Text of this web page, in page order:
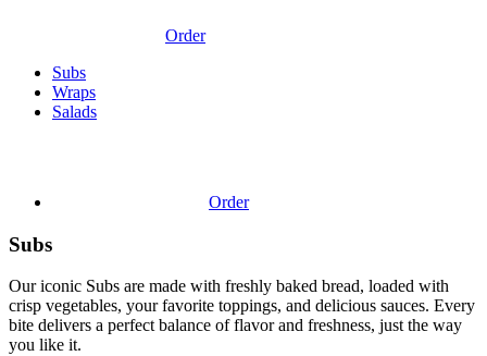
Order
Subs
Wraps
Salads
Order
Subs​​​​‌ ‍ ​‍​‍‌‍ ‌ ​‍‌‍‍‌‌‍‌ ‌‍‍‌‌‍ ‍​‍​‍​ ‍‍​‍​‍‌ ​ ‌‍​‌‌‍ ‍‌‍‍‌‌ ‌​‌ ‍‌​‍ ‍‌‍‍‌‌‍ ​‍​‍​‍ ​​‍​‍‌‍‍​‌ ​‍‌‍‌‌‌‍‌‍​‍​‍​ ‍‍​‍​‍‌‍‍​‌ ‌​‌ ‌​‌ ​​‌ ​ ​ ‍‍​‍ ​‍ ‌‍ ‍‌‍ ‌ ​‍‌‍‌​‌‍‍‌‌‍​ ​‍ ‌‌‍​‍‌‍‍‌‌ ‌​‌‍‌‌‌ ​ ​‍ ‌‌‍‌ ‌ ​‍‌‍ ‌ ‌‌‌ ​​​‍ ‌‌ ​ ‌ ‌​‌ ‌‌‌‍‌​‌‍‍‌‌‍ ​‍ ‍‌ ‌‍‌‍‌‌‌ ​‍‌‍​ ‌‍‌‌‌‍ ​​‍ ‍‌‍​‌‌ ​​‌ ​​​‍ ‌‍‍‌‌‍ ‍‌ ‌​‌‍‌‌‌‍ ‍‌ ‌​​‍ ‌‍‌‌‌‍‌​‌‍‍‌‌ ‌​​‍ ‌‍ ‌‌‍ ‌‍‌​‌‍‌‌​ ‌‌ ​​‌ ​‍‌‍‌‌‌ ​ ‌‍‌‌‌‍ ‍‌ ‌​‌‍​‌‌ ‌​‌‍‍‌‌‍ ‌‍ ‍​ ‍ ‌‍‍‌‌‍‌​​ ‌‌‍‌​​ ‌‍‌‍‌‍‌‍‌​​ ‍‌​ ​ ​ ​‍‌‍‌‍​‍ ‌​ ‌​​ ‍‌​ ‍‌​ ​‌​‍ ‌​ ‌​​ ​ ‌‍‌‍‌‍‌‌​‍ ‌​ ‍​‌‍​ ​ ​‍‌‍‌‍​‍ ‌​ ​ ​ ‌​‌‍​‍‌‍​‍​ ‍‌‌‍​ ‌‍‌‍​ ​ ‌‍​ ​ ​​​ ‍‌​ ‌‍​ ‍ ‌ ‌​‌ ‍‌‌ ​​‌‍‌‌​ ‌‌‍​ ‌‍​‌‌ ‌​‌‍‌‌‌‍‌ ‌‍ ‌ ​‍‌ ‍‌​ ‍ ‌ ​​‌‍​‌‌ ‌​‌‍‍​​ ‌‌‍ ‍‌‍​‌‌‍ ‌‌‍‌‌​‍‌‌​ ‌‌‌​​‍‌‌ ‌‍‍ ‌‍‌‌‌ ‍‌​‍‌‌​ ​ ‌​‌​​‍‌‌​ ​ ‌​‌​​‍‌‌​ ​‍​ ​‍‌‍‌‌‌‍ ‍​‍‌‌​ ​‍​ ​‍​‍‌‌​ ‌‌‌​‌​​‍ ‍‌ ‌‍‌‍​‌‌‍ ​‌ ‌‌‌‍‌‌​ ‌‍​‍‌‍​‌‌ ​ ‌‍‌‌‌‌‌‌‌ ​‍‌‍ ​​ ‌‌‍‍​‌ ‌​‌ ‌​‌ ​​‌ ​ ​‍‌‌​ ​ ‌​​‌​‍‌‌​ ​‍‌​‌‍​‍‌‌​ ​‍‌​‌‍‌‍ ‍‌‍ ‌ ​‍‌‍‌​‌‍‍‌‌‍​ ​‍ ‌‌‍​‍‌‍‍‌‌ ‌​‌‍‌‌‌ ​ ​‍ ‌‌‍‌ ‌ ​‍‌‍ ‌ ‌‌‌ ​​​‍ ‌‌ ​ ‌ ‌​‌ ‌‌‌‍‌​‌‍‍‌‌‍ ​‍ ‍‌ ‌‍‌‍‌‌‌ ​‍‌‍​ ‌‍‌‌‌‍ ​​‍ ‍‌‍​‌‌ ​​‌ ​​​‍‌‍‌‍‍‌‌‍‌​​ ‌‌‍‌​​ ‌‍‌‍‌‍‌‍‌​​ ‍‌​ ​ ​ ​‍‌‍‌‍​‍ ‌​ ‌​​ ‍‌​ ‍‌​ ​‌​‍ ‌​ ‌​​ ​ ‌‍‌‍‌‍‌‌​‍ ‌​ ‍​‌‍​ ​ ​‍‌‍‌‍​‍ ‌​ ​ ​ ‌​‌‍​‍‌‍​‍​ ‍‌‌‍​ ‌‍‌‍​ ​ ‌‍​ ​ ​​​ ‍‌​ ‌‍​‍‌‍‌ ‌​‌ ‍‌‌ ​​‌‍‌‌​ ‌‌‍​ ‌‍​‌‌ ‌​‌‍‌‌‌‍‌ ‌‍ ‌ ​‍‌ ‍‌​‍‌‍‌ ​​‌‍​‌‌ ‌​‌‍‍​​ ‌‌‍ ‍‌‍​‌‌‍ ‌‌‍‌‌​‍‌‌​ ‌‌‌​​‍‌‌ ‌‍‍ ‌‍‌‌‌ ‍‌​‍‌‌​ ​ ‌​‌​​‍‌‌​ ​ ‌​‌​​‍‌‌​ ​‍​ ​‍‌‍‌‌‌‍ ‍​‍‌‌​ ​‍​ ​‍​‍‌‌​ ‌‌‌​‌​​‍ ‍‌ ‌‍‌‍​‌‌‍ ​‌ ‌‌‌‍‌‌​‍‌‍‌ ​​‌‍‌‌‌ ​‍‌ ​ ‌ ​​‌‍‌‌‌‍​ ‌ ‌​‌‍‍‌‌ ‌‍‌‍‌‌​ ‌‌ ​​‌ ‌‌‌‍​‍‌‍ ​‌‍‍‌‌ ​ ‌‍‍​‌‍‌‌‌‍‌​​‍​‍‌ ‌
Our iconic Subs are made with freshly baked bread, loaded with
crisp vegetables, your favorite toppings, and delicious sauces. Every
bite delivers a perfect balance of flavor and freshness, just the way
you like it.​​​​‌ ‍ ​‍​‍‌‍ ‌ ​‍‌‍‍‌‌‍‌ ‌‍‍‌‌‍ ‍​‍​‍​ ‍‍​‍​‍‌ ​ ‌‍​‌‌‍ ‍‌‍‍‌‌ ‌​‌ ‍‌​‍ ‍‌‍‍‌‌‍ ​‍​‍​‍ ​​‍​‍‌‍‍​‌ ​‍‌‍‌‌‌‍‌‍​‍​‍​ ‍‍​‍​‍‌‍‍​‌ ‌​‌ ‌​‌ ​​‌ ​ ​ ‍‍​‍ ​‍ ‌‍ ‍‌‍ ‌ ​‍‌‍‌​‌‍‍‌‌‍​ ​‍ ‌‌‍​‍‌‍‍‌‌ ‌​‌‍‌‌‌ ​ ​‍ ‌‌‍‌ ‌ ​‍‌‍ ‌ ‌‌‌ ​​​‍ ‌‌ ​ ‌ ‌​‌ ‌‌‌‍‌​‌‍‍‌‌‍ ​‍ ‍‌ ‌‍‌‍‌‌‌ ​‍‌‍​ ‌‍‌‌‌‍ ​​‍ ‍‌‍​‌‌ ​​‌ ​​​‍ ‌‍‍‌‌‍ ‍‌ ‌​‌‍‌‌‌‍ ‍‌ ‌​​‍ ‌‍‌‌‌‍‌​‌‍‍‌‌ ‌​​‍ ‌‍ ‌‌‍ ‌‍‌​‌‍‌‌​ ‌‌ ​​‌ ​‍‌‍‌‌‌ ​ ‌‍‌‌‌‍ ‍‌ ‌​‌‍​‌‌ ‌​‌‍‍‌‌‍ ‌‍ ‍​ ‍ ‌‍‍‌‌‍‌​​ ‌‌‍‌​​ ‌‍‌‍‌‍‌‍‌​​ ‍‌​ ​ ​ ​‍‌‍‌‍​‍ ‌​ ‌​​ ‍‌​ ‍‌​ ​‌​‍ ‌​ ‌​​ ​ ‌‍‌‍‌‍‌‌​‍ ‌​ ‍​‌‍​ ​ ​‍‌‍‌‍​‍ ‌​ ​ ​ ‌​‌‍​‍‌‍​‍​ ‍‌‌‍​ ‌‍‌‍​ ​ ‌‍​ ​ ​​​ ‍‌​ ‌‍​ ‍ ‌ ‌​‌ ‍‌‌ ​​‌‍‌‌​ ‌‌‍​ ‌‍​‌‌ ‌​‌‍‌‌‌‍‌ ‌‍ ‌ ​‍‌ ‍‌​ ‍ ‌ ​​‌‍​‌‌ ‌​‌‍‍​​ ‌‌‍‌​‌‍‌‌‌ ​ ‌‍​ ‌ ​‍‌‍‍‌‌ ​​‌ ‌​‌‍‍‌‌‍ ‌‍ ‍​‍‌‌​ ‌‌‌​​‍‌‌ ‌‍‍ ‌‍‌‌‌ ‍‌​‍‌‌​ ​ ‌​‌​​‍‌‌​ ​ ‌​‌​​‍‌‌​ ​‍​ ​‍‌‍‌‌‌‍ ‍​‍‌‌​ ​‍​ ​‍​‍‌‌​ ‌‌‌​‌​​‍ ‍‌ ‌‍‌‍​‌‌‍ ​‌ ‌‌‌‍‌‌​‍ ‍‌ ‌‍‌‍​‌‌‍ ​‌ ‌‌‌‍‌‌​‍‌‌​ ‌‌‌​​‍‌‌ ‌‍‍ ‌‍‌‌‌ ‍‌​‍‌‌​ ​ ‌​‌​​‍‌‌​ ​ ‌​‌​​‍‌‌​ ​‍​ ​‍​ ‍‌​ ‌​​ ‍‌​ ​‌‌‍​‌‌‍​‌‌‍​‌​ ‌ ​ ‍​​ ‍​​ ‌​‌‍‌‌​‍‌‌​ ​‍​ ​‍​‍‌‌​ ‌‌‌​‌​​‍ ‍‌‍​ ‌‍‍​‌‍‍‌‌‍ ​‌‍‌​‌ ​‍‌‍‌‌‌‍ ‍​‍‌‌​ ‌‌‌​​‍‌‌ ‌‍‍ ‌‍‌‌‌ ‍‌​‍‌‌​ ​ ‌​‌​​‍‌‌​ ​ ‌​‌​​‍‌‌​ ​‍​ ​‍​ ‍​‌‍‌‌‌‍‌‌​ ‌​​ ‌ ​ ​‌​ ​​‌‍‌‌‌‍‌​​ ‌ ​ ‍​​ ​​​‍‌‌​ ​‍​ ​‍​‍‌‌​ ‌‌‌​‌​​‍ ‍‌ ‌​‌‍‌‌‌ ‍​‌ ‌​​ ‌‍​‍‌‍​‌‌ ​ ‌‍‌‌‌‌‌‌‌ ​‍‌‍ ​​ ‌‌‍‍​‌ ‌​‌ ‌​‌ ​​‌ ​ ​‍‌‌​ ​ ‌​​‌​‍‌‌​ ​‍‌​‌‍​‍‌‌​ ​‍‌​‌‍‌‍ ‍‌‍ ‌ ​‍‌‍‌​‌‍‍‌‌‍​ ​‍ ‌‌‍​‍‌‍‍‌‌ ‌​‌‍‌‌‌ ​ ​‍ ‌‌‍‌ ‌ ​‍‌‍ ‌ ‌‌‌ ​​​‍ ‌‌ ​ ‌ ‌​‌ ‌‌‌‍‌​‌‍‍‌‌‍ ​‍ ‍‌ ‌‍‌‍‌‌‌ ​‍‌‍​ ‌‍‌‌‌‍ ​​‍ ‍‌‍​‌‌ ​​‌ ​​​‍‌‍‌‍‍‌‌‍‌​​ ‌‌‍‌​​ ‌‍‌‍‌‍‌‍‌​​ ‍‌​ ​ ​ ​‍‌‍‌‍​‍ ‌​ ‌​​ ‍‌​ ‍‌​ ​‌​‍ ‌​ ‌​​ ​ ‌‍‌‍‌‍‌‌​‍ ‌​ ‍​‌‍​ ​ ​‍‌‍‌‍​‍ ‌​ ​ ​ ‌​‌‍​‍‌‍​‍​ ‍‌‌‍​ ‌‍‌‍​ ​ ‌‍​ ​ ​​​ ‍‌​ ‌‍​‍‌‍‌ ‌​‌ ‍‌‌ ​​‌‍‌‌​ ‌‌‍​ ‌‍​‌‌ ‌​‌‍‌‌‌‍‌ ‌‍ ‌ ​‍‌ ‍‌​‍‌‍‌ ​​‌‍​‌‌ ‌​‌‍‍​​ ‌‌‍‌​‌‍‌‌‌ ​ ‌‍​ ‌ ​‍‌‍‍‌‌ ​​‌ ‌​‌‍‍‌‌‍ ‌‍ ‍​‍‌‌​ ‌‌‌​​‍‌‌ ‌‍‍ ‌‍‌‌‌ ‍‌​‍‌‌​ ​ ‌​‌​​‍‌‌​ ​ ‌​‌​​‍‌‌​ ​‍​ ​‍‌‍‌‌‌‍ ‍​‍‌‌​ ​‍​ ​‍​‍‌‌​ ‌‌‌​‌​​‍ ‍‌ ‌‍‌‍​‌‌‍ ​‌ ‌‌‌‍‌‌​‍ ‍‌ ‌‍‌‍​‌‌‍ ​‌ ‌‌‌‍‌‌​‍‌‌​ ‌‌‌​​‍‌‌ ‌‍‍ ‌‍‌‌‌ ‍‌​‍‌‌​ ​ ‌​‌​​‍‌‌​ ​ ‌​‌​​‍‌‌​ ​‍​ ​‍​ ‍‌​ ‌​​ ‍‌​ ​‌‌‍​‌‌‍​‌‌‍​‌​ ‌ ​ ‍​​ ‍​​ ‌​‌‍‌‌​‍‌‌​ ​‍​ ​‍​‍‌‌​ ‌‌‌​‌​​‍ ‍‌‍​ ‌‍‍​‌‍‍‌‌‍ ​‌‍‌​‌ ​‍‌‍‌‌‌‍ ‍​‍‌‌​ ‌‌‌​​‍‌‌ ‌‍‍ ‌‍‌‌‌ ‍‌​‍‌‌​ ​ ‌​‌​​‍‌‌​ ​ ‌​‌​​‍‌‌​ ​‍​ ​‍​ ‍​‌‍‌‌‌‍‌‌​ ‌​​ ‌ ​ ​‌​ ​​‌‍‌‌‌‍‌​​ ‌ ​ ‍​​ ​​​‍‌‌​ ​‍​ ​‍​‍‌‌​ ‌‌‌​‌​​‍ ‍‌ ‌​‌‍‌‌‌ ‍​‌ ‌​​‍‌‍‌ ​​‌‍‌‌‌ ​‍‌ ​ ‌ ​​‌‍‌‌‌‍​ ‌ ‌​‌‍‍‌‌ ‌‍‌‍‌‌​ ‌‌ ​​‌ ‌‌‌‍​‍‌‍ ​‌‍‍‌‌ ​ ‌‍‍​‌‍‌‌‌‍‌​​‍​‍‌ ‌